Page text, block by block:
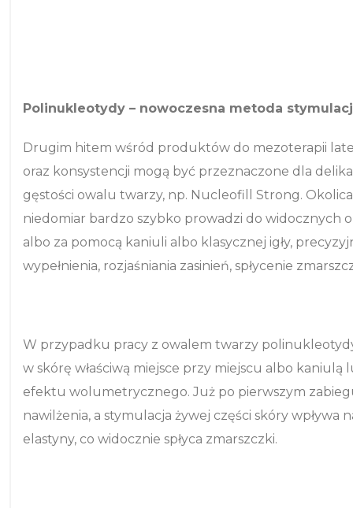
Polinukleotydy – nowoczesna metoda
Drugim hitem wśród produktów do mezoterapii
oraz konsystencji mogą być przeznaczone dla
gęstości owalu twarzy, np. Nucleofill Strong.
niedomiar bardzo szybko prowadzi do widocznych
albo za pomocą kaniuli albo klasycznej igły,
wypełnienia, rozjaśniania zasinień, spłycenie
W przypadku pracy z owalem twarzy
w skórę właściwą miejsce przy miejscu albo
efektu wolumetrycznego. Już po pierwszym
nawilżenia, a stymulacja żywej części skóry wpływa
elastyny, co widocznie spłyca zmarszczki.